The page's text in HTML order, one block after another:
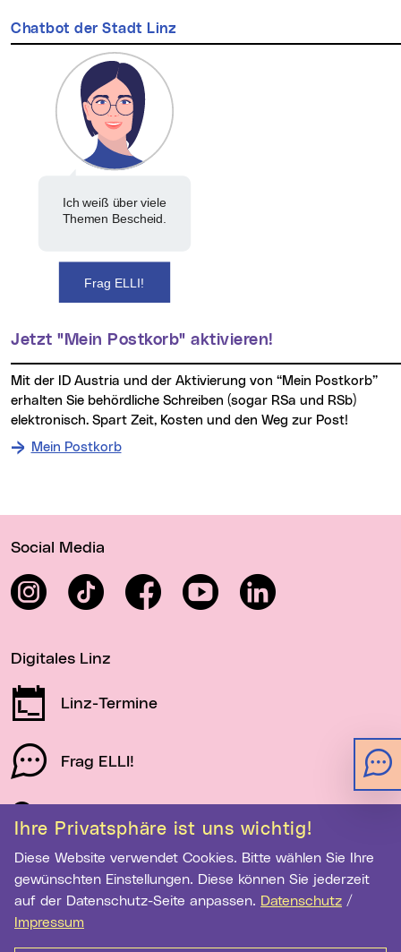
Ihre Privatsphäre ist uns wichtig!
Diese Website verwendet Cookies. Bitte wählen Sie Ihre
gewünschten Einstellungen. Diese können Sie jederzeit
auf der Datenschutz-Seite anpassen. Datenschutz /
Impressum
Chatbot der Stadt Linz
Ich weiß über viele
Themen Bescheid.
Frag ELLI!
Jetzt "Mein Postkorb" aktivieren!
Mit der ID Austria und der Aktivierung von “Mein Postkorb”
erhalten Sie behördliche Schreiben (sogar RSa und RSb)
elektronisch. Spart Zeit, Kosten und den Weg zur Post!
Mein Postkorb
Social Media
InstagramTikTok FacebookYouTube LinkedIn
Digitales Linz
Linz-Termine
Frag ELLI!
Schau auf Linz
Newsletter-Anmeldung
E-Mail-Adresse eingeben